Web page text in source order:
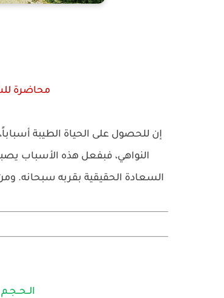
محاضرة
إن للحصول على الحياة الطيبة
النواهي، فبفعل هذه الأسباب
السعادة الحقيقية بقربه سبحانه.